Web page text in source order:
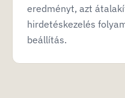
eredményt, azt
hirdetéskezelés
beállítás.